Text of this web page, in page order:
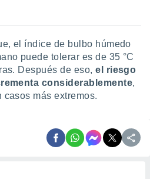
el índice de bulbo húmedo
puede tolerar es de 35 °C
Después de eso,el riesgo
considerablemente,
más extremos.